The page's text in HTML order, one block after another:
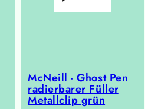
McNeill - Ghost Pen
radierbarer Füller
Metallclip grün